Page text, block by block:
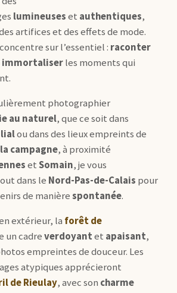
lumineuseset authentiques,
artifices et des effets de mode.
sur l’essentiel : raconter
immortaliserles moments qui
photographier
au naturel, que ce soit dans
ou dans des lieux empreints de
la campagne, à proximité
etSomain, je vous
dans le Nord-Pas-de-Calais pour
de manièrespontanée.
extérieur, la forêt de
un cadreverdoyantet apaisant,
empreintes de douceur. Les
atypiques apprécieront
de Rieulay, avec son charme